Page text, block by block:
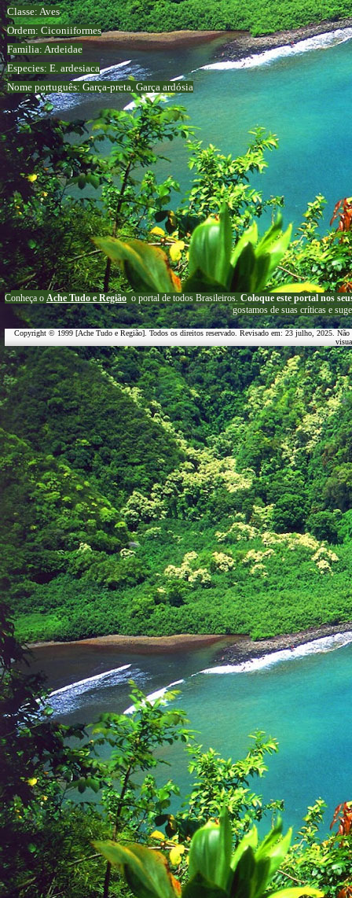
Classe: Aves
Ordem: Ciconiiformes
Familia: Ardeidae
Especies: E. ardesiaca
Nome português: Garça-preta, Garça ardósia
Conheça o Ache Tudo e Região o portal de todos Brasileiros. Coloque este portal nos
gostamos de suas críticas e
Copyright © 1999 [Ache Tudo e Região]. Todos os direitos reservado. Revisado em: 23 julho, 2025 .